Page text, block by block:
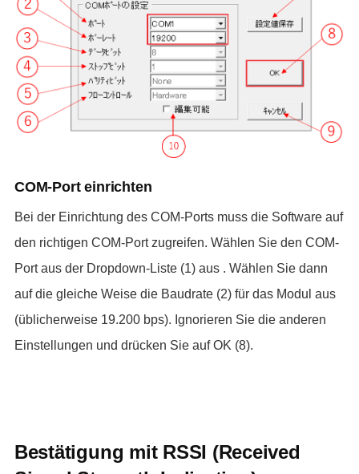
COM-Port einrichten
Bei der Einrichtung des COM-Ports muss die Software auf
den richtigen COM-Port zugreifen. Wählen Sie den COM-
Port aus der Dropdown-Liste (1) aus . Wählen Sie dann
auf die gleiche Weise die Baudrate (2) für das Modul aus
(üblicherweise 19.200 bps). Ignorieren Sie die anderen
Einstellungen und drücken Sie auf OK (8).
Bestätigung mit RSSI (Received